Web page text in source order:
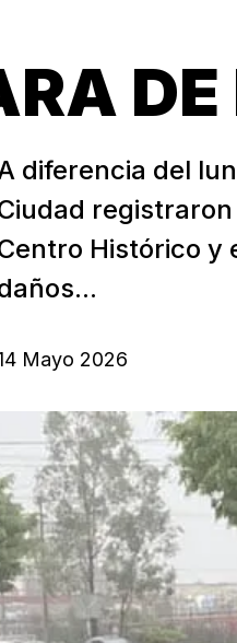
diferencia del
Histórico y
Mayo 2026